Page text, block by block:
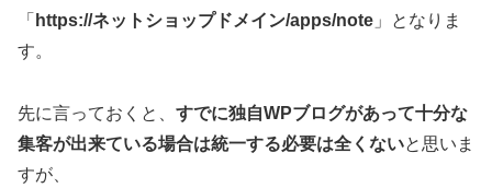
「 https://ネットショップドメイン/apps/note 」となりま
す。
先に言っておくと、 すでに独自WPブログがあって十分な
集客が出来ている場合は統一する必要は全くないと思いま
すが、